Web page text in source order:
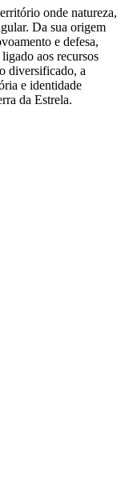
onde natureza,
Da sua origem
e defesa,
aos recursos
diversificado, a
e identidade
da Estrela.